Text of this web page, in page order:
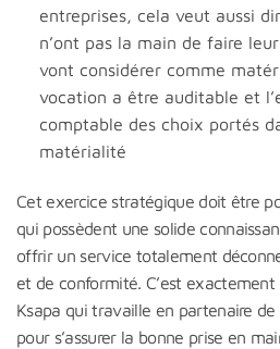
entreprises, cela veut aussi
n’ont pas la main de faire
vont considérer comme
vocation a être auditable et
comptable des choix portés
matérialité
Cet exercice stratégique doit être
qui possèdent une solide
offrir un service totalement
et de conformité. C’est
Ksapa qui travaille en partenaire
pour s’assurer la bonne prise en